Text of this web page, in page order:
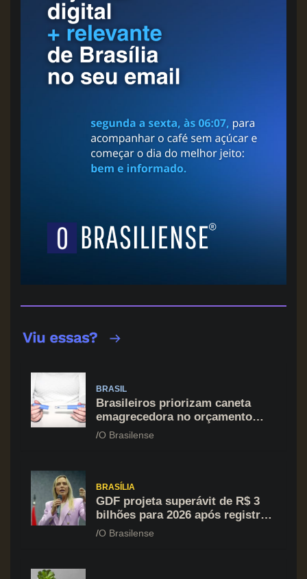
BRASIL
Brasileiros priorizam caneta
emagrecedora no orçamento
mesmo em situação de aperto
O Brasilense
BRASÍLIA
GDF projeta superávit de R$ 3
bilhões para 2026 após registrar
recuo no déficit
O Brasilense